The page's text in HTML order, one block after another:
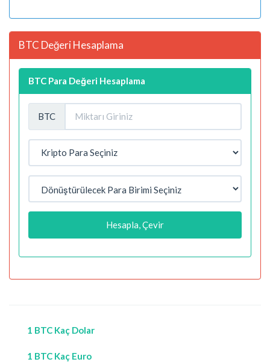
BTC Değeri Hesaplama
BTC Para Değeri Hesaplama
BTC
Hesapla, Çevir
1 BTC Kaç Dolar
1 BTC Kaç Euro